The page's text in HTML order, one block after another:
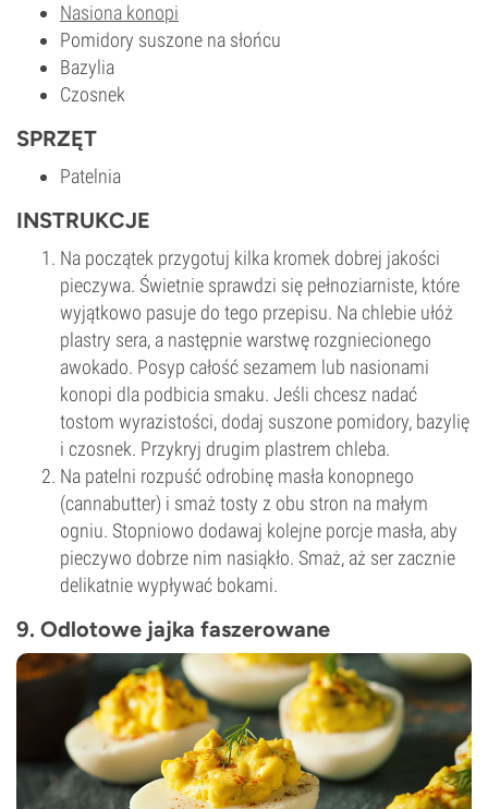
Nasiona konopi
Pomidory suszone na słońcu
Bazylia
Czosnek
SPRZĘT
Patelnia
INSTRUKCJE
Na początek przygotuj kilka kromek dobrej jakości
pieczywa. Świetnie sprawdzi się pełnoziarniste, które
wyjątkowo pasuje do tego przepisu. Na chlebie ułóż
plastry sera, a następnie warstwę rozgniecionego
awokado. Posyp całość sezamem lub nasionami
konopi dla podbicia smaku. Jeśli chcesz nadać
tostom wyrazistości, dodaj suszone pomidory, bazylię
i czosnek. Przykryj drugim plastrem chleba.
Na patelni rozpuść odrobinę masła konopnego
(cannabutter) i smaż tosty z obu stron na małym
ogniu. Stopniowo dodawaj kolejne porcje masła, aby
pieczywo dobrze nim nasiąkło. Smaż, aż ser zacznie
delikatnie wypływać bokami.
9. Odlotowe jajka faszerowane